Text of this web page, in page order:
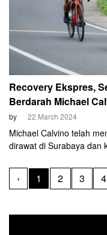
Recovery Ekspres,
Berdarah Michael
by 22 March 2024
Michael Calvino telah
dirawat di Surabaya dan
gowes.
‹ 1 2 3 4